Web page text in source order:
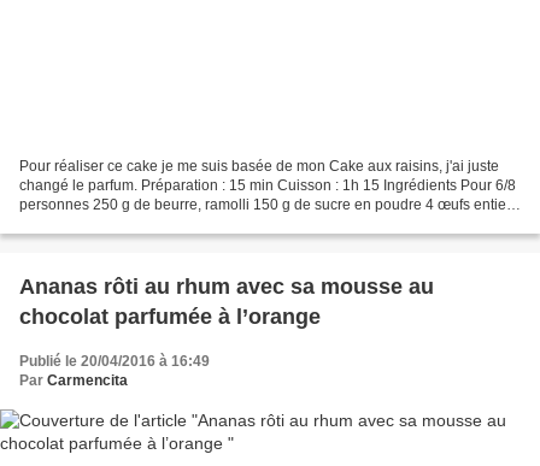
Pour réaliser ce cake je me suis basée de mon Cake aux raisins, j'ai juste
changé le parfum. Préparation : 15 min Cuisson : 1h 15 Ingrédients Pour 6/8
personnes 250 g de beurre, ramolli 150 g de sucre en poudre 4 œufs entiers
Ananas rôti au rhum avec sa mousse au
chocolat parfumée à l’orange
Publié le 20/04/2016 à 16:49
Par Carmencita